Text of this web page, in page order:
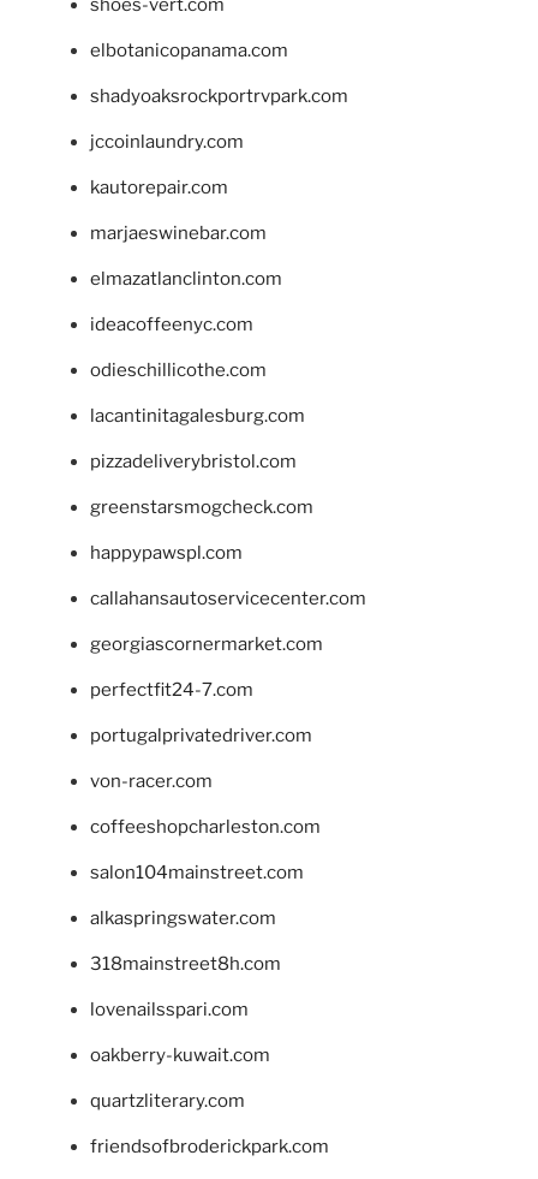
shoes-vert.com
elbotanicopanama.com
shadyoaksrockportrvpark.com
jccoinlaundry.com
kautorepair.com
marjaeswinebar.com
elmazatlanclinton.com
ideacoffeenyc.com
odieschillicothe.com
lacantinitagalesburg.com
pizzadeliverybristol.com
greenstarsmogcheck.com
happypawspl.com
callahansautoservicecenter.com
georgiascornermarket.com
perfectfit24-7.com
portugalprivatedriver.com
von-racer.com
coffeeshopcharleston.com
salon104mainstreet.com
alkaspringswater.com
318mainstreet8h.com
lovenailsspari.com
oakberry-kuwait.com
quartzliterary.com
friendsofbroderickpark.com